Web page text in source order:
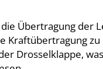
Übertragung der
Drosselklappe,